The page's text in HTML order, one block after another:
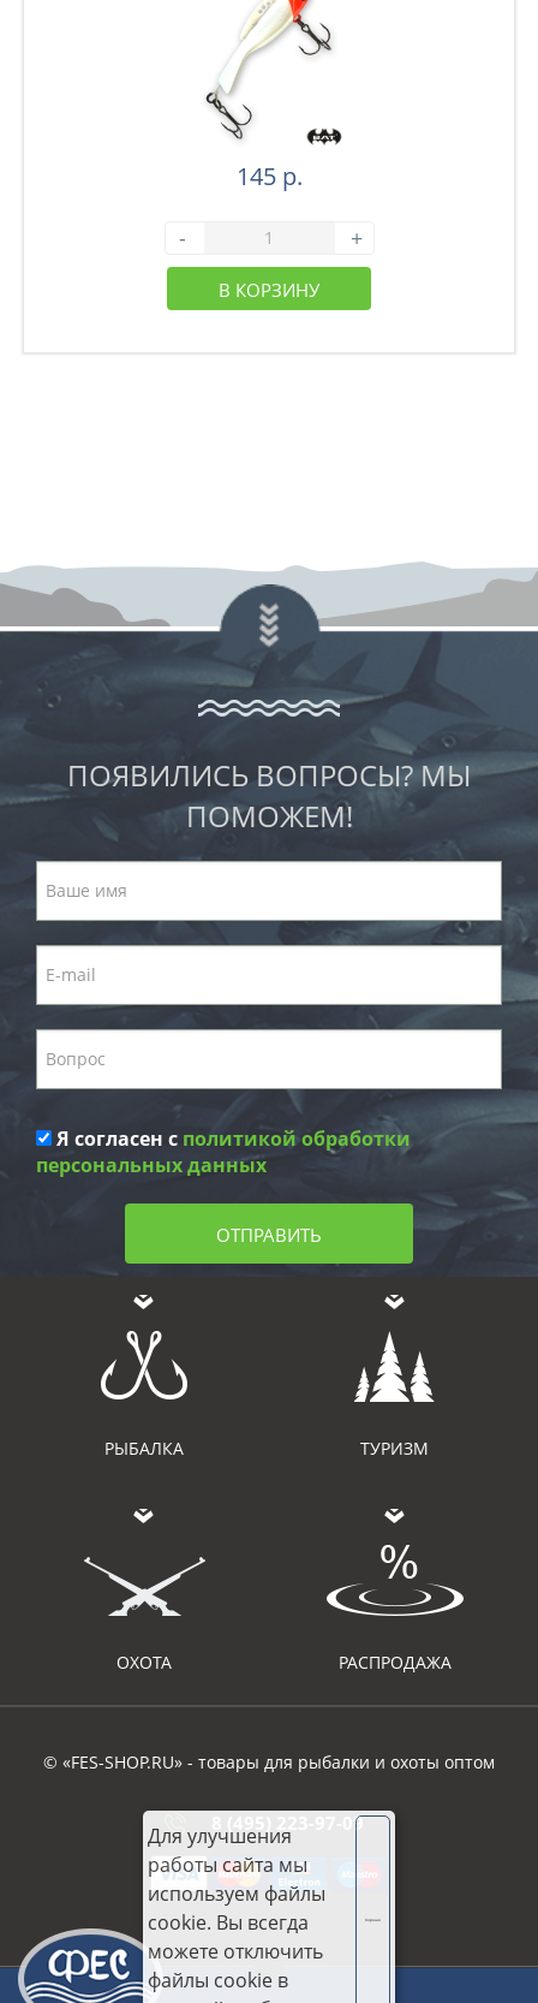
145 р.
- +
В КОРЗИНУ
ПОЯВИЛИСЬ ВОПРОСЫ? МЫ
ПОМОЖЕМ!
Я согласен с политикой обработки
персональных данных
ОТПРАВИТЬ
РЫБАЛКА ТУРИЗМ
ОХОТА РАСПРОДАЖА
© «FES-SHOP.RU» - товары для рыбалки и охоты оптом
8 (495) 223-97-09
Для улучшения
работы сайта мы
используем файлы
cookie. Вы всегда
можете отключить
файлы cookie в
Хорошо